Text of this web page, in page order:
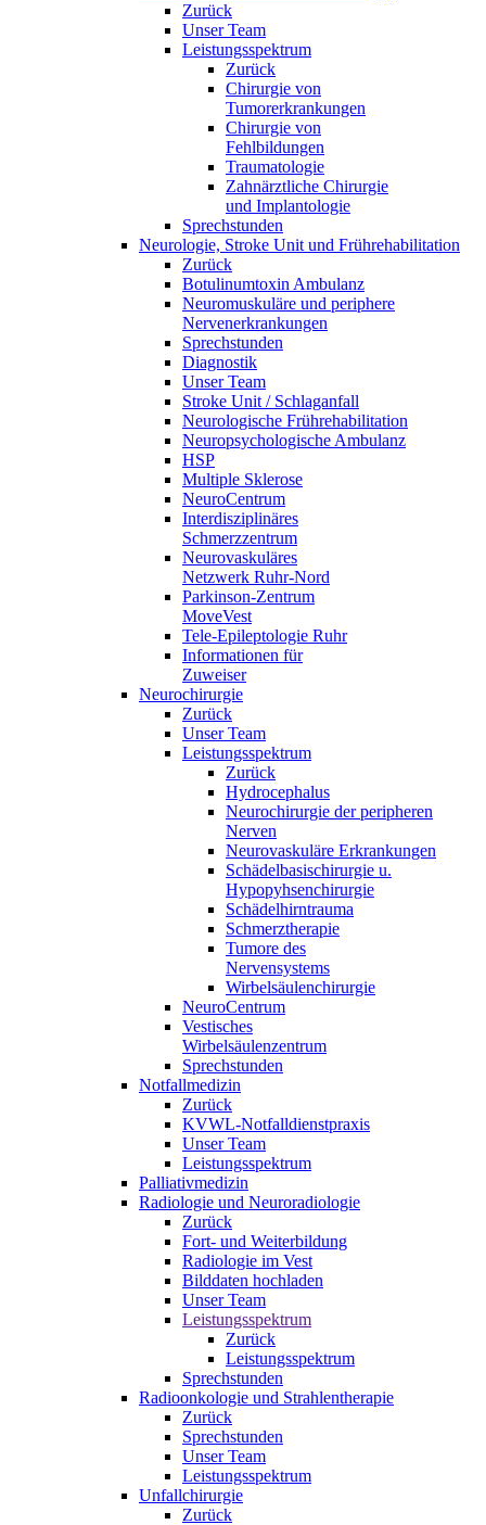
Zurück
Unser Team
Leistungsspektrum
Zurück
Chirurgie von
Tumorerkrankungen
Chirurgie von
Fehlbildungen
Traumatologie
Zahnärztliche Chirurgie
und Implantologie
Sprechstunden
Neurologie, Stroke Unit und Frührehabilitation
Zurück
Botulinumtoxin Ambulanz
Neuromuskuläre und periphere
Nervenerkrankungen
Sprechstunden
Diagnostik
Unser Team
Stroke Unit / Schlaganfall
Neurologische Frührehabilitation
Neuropsychologische Ambulanz
HSP
Multiple Sklerose
NeuroCentrum
Interdisziplinäres
Schmerzzentrum
Neurovaskuläres
Netzwerk Ruhr-Nord
Parkinson-Zentrum
MoveVest
Tele-Epileptologie Ruhr
Informationen für
Zuweiser
Neurochirurgie
Zurück
Unser Team
Leistungsspektrum
Zurück
Hydrocephalus
Neurochirurgie der peripheren
Nerven
Neurovaskuläre Erkrankungen
Schädelbasischirurgie u.
Hypopyhsenchirurgie
Schädelhirntrauma
Schmerztherapie
Tumore des
Nervensystems
Wirbelsäulenchirurgie
NeuroCentrum
Vestisches
Wirbelsäulenzentrum
Sprechstunden
Notfallmedizin
Zurück
KVWL-Notfalldienstpraxis
Unser Team
Leistungsspektrum
Palliativmedizin
Radiologie und Neuroradiologie
Zurück
Fort- und Weiterbildung
Radiologie im Vest
Bilddaten hochladen
Unser Team
Leistungsspektrum
Zurück
Leistungsspektrum
Sprechstunden
Radioonkologie und Strahlentherapie
Zurück
Sprechstunden
Unser Team
Leistungsspektrum
Unfallchirurgie
Zurück